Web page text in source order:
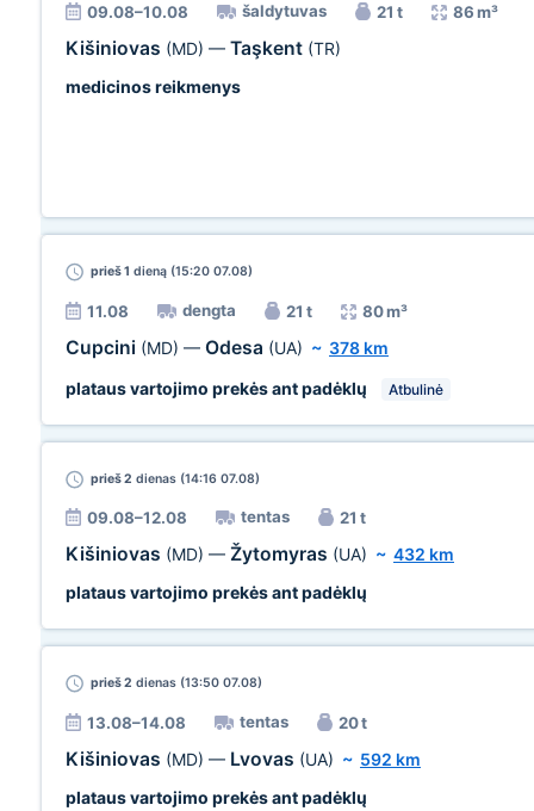
09.08–10.08 šaldytuvas 21 t 86 m³
Kišiniovas (MD) — Taşkent (TR)
medicinos reikmenys
prieš 1 dieną (15:20 07.08)
11.08 dengta 21 t 80 m³
Cupcini (MD) — Odesa (UA) ~ 378 km
plataus vartojimo prekės ant padėklų
Atbulinė
prieš 2 dienas (14:16 07.08)
09.08–12.08 tentas 21 t
Kišiniovas (MD) — Žytomyras (UA) ~ 432 km
plataus vartojimo prekės ant padėklų
prieš 2 dienas (13:50 07.08)
13.08–14.08 tentas 20 t
Kišiniovas (MD) — Lvovas (UA) ~ 592 km
plataus vartojimo prekės ant padėklų